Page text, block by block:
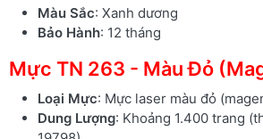
Màu Sắc: Xanh dương
Bảo Hành: 12 tháng
Mực TN 263 - Màu Đỏ
Loại Mực: Mực laser màu đỏ
Dung Lượng: Khoảng 1.400 trang